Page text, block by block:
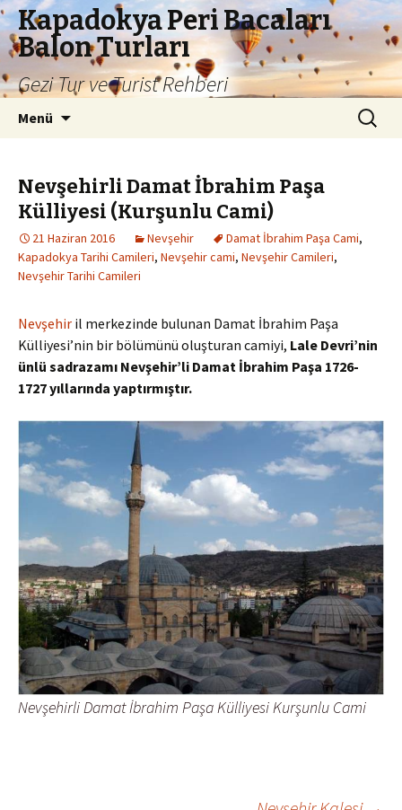
Kapadokya Peri Bacaları
Balon Turları
Gezi Tur ve Turist Rehberi
Menü Arama:
Nevşehirli Damat İbrahim Paşa
Külliyesi (Kurşunlu Cami)
21 Haziran 2016 Nevşehir Damat İbrahim Paşa Cami,
Kapadokya Tarihi Camileri, Nevşehir cami, Nevşehir Camileri,
Nevşehir Tarihi Camileri
Nevşehir il merkezinde bulunan Damat İbrahim Paşa
Külliyesi’nin bir bölümünü oluşturan camiyi, Lale Devri’nin
ünlü sadrazamı Nevşehir’li Damat İbrahim Paşa 1726-
1727 yıllarında yaptırmıştır.
Nevşehirli Damat İbrahim Paşa Külliyesi Kurşunlu Cami